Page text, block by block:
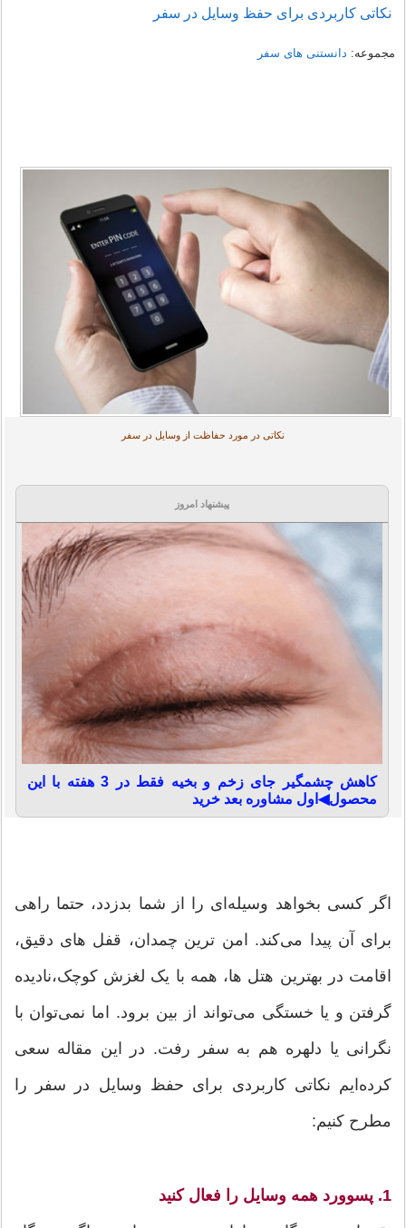
نکاتی کاربردی برای حفظ وسایل در سفر
مجموعه: دانستنی های سفر
نکاتی در مورد حفاظت از وسایل در سفر
پیشنهاد امروز
کاهش چشمگیر جای زخم و بخیه فقط در 3 هفته با این
محصول◀اول مشاوره بعد خرید
اگر کسی بخواهد وسیله‌ای را از شما بدزدد، حتما راهی
برای آن پیدا می‌کند. امن ترین چمدان، قفل های دقیق،
اقامت در بهترین هتل ها، همه با یک لغزش کوچک،نادیده
گرفتن و یا خستگی می‌تواند از بین برود. اما نمی‌توان با
نگرانی یا دلهره هم به سفر رفت. در این مقاله سعی
کرده‌ایم نکاتی کاربردی برای حفظ وسایل در سفر را
مطرح کنیم:
1. پسوورد همه وسایل را فعال کنید